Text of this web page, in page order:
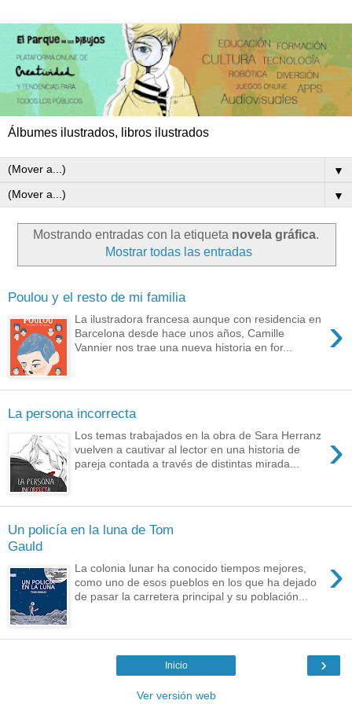
Álbumes ilustrados, libros ilustrados
▼
▼
Mostrando entradas con la etiqueta novela gráfica.
Mostrar todas las entradas
Poulou y el resto de mi familia
›
La ilustradora francesa aunque con residencia en
Barcelona desde hace unos años, Camille
Vannier nos trae una nueva historia en for...
La persona incorrecta
›
Los temas trabajados en la obra de Sara Herranz
vuelven a cautivar al lector en una historia de
pareja contada a través de distintas mirada...
Un policía en la luna de Tom
Gauld
›
La colonia lunar ha conocido tiempos mejores,
como uno de esos pueblos en los que ha dejado
de pasar la carretera principal y su población...
›
Inicio
Ver versión web